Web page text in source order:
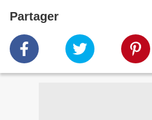
Partager